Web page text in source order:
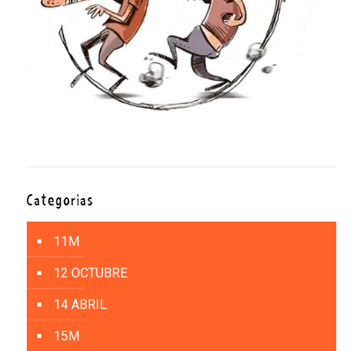
Categorías
11M
12 OCTUBRE
14 ABRIL
15M